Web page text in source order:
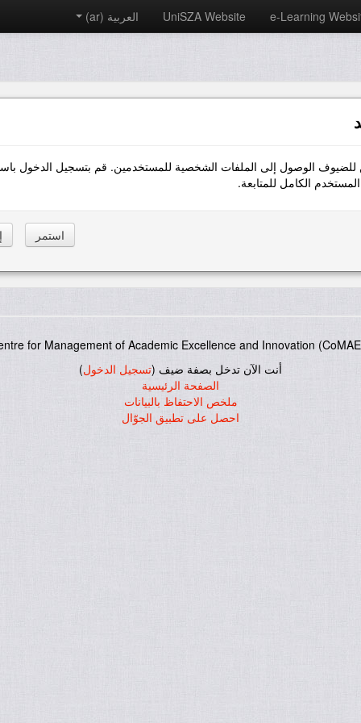
e-Learning
UniSZA Website العربية ‎(ar)‎
للضيوف الوصول إلى الملفات الشخصية للمستخدمين. قم بتسجيل الدخول
الكامل للمتابعة.
for Management of Academic Excellence and Innovation
أنت الآن تدخل بصفة ضيف (تسجيل الدخول)
الصفحة الرئيسية
ملخص الاحتفاظ بالبيانات
احصل على تطبيق الجوّال